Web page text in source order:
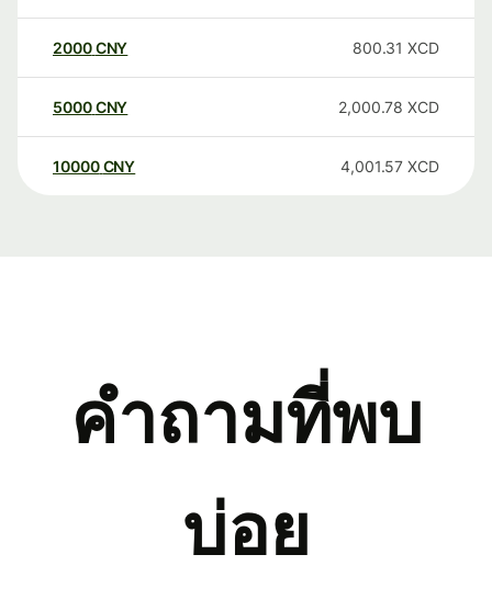
2000CNY 800.31 XCD
5000CNY 2,000.78 XCD
10000 CNY 4,001.57 XCD
คำถามที่พบ
บ่อย